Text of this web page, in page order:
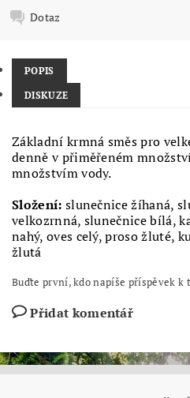
Dotaz
POPIS
DISKUZE
Základní krmná směs pro
denně v přiměřeném
množstvím vody.
Složení: slunečnice žíhaná,
velkozrnná, slunečnice bílá,
nahý, oves celý, proso žluté,
žlutá
Buďte první, kdo napíše příspěvek k
Přidat komentář